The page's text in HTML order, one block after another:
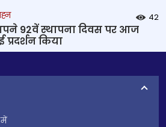
42
92वें स्‍थापना दिवस पर आज
किया
में